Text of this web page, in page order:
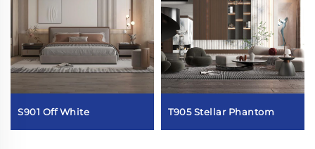
S901 Off White T905 Stellar Phantom